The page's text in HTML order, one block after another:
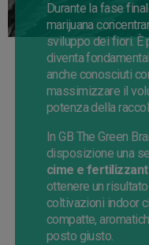
Durante la fase
marijuana
sviluppo dei fiori. È
diventa
anche conosciuti
massimizzare il
potenza della
In GB The Green
disposizione una
cime e
ottenere un
coltivazioni indoor
compatte,
posto giusto.